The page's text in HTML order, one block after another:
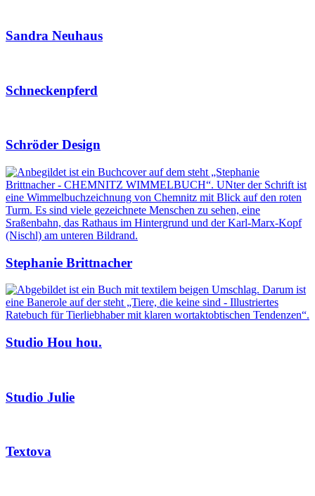
Sandra Neuhaus
Schneckenpferd
Schröder Design
Stephanie Brittnacher
Studio Hou hou.
Studio Julie
Textova